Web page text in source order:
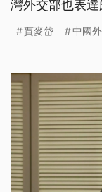
灣外交部也表
合作。
賈麥岱 中國